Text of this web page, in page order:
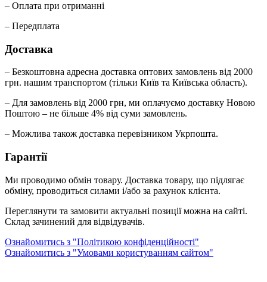
– Оплата при отриманні
– Передплата
Доставка
– Безкоштовна адресна доставка оптових замовлень від 2000
грн. нашим транспортом (тільки Київ та Київська область).
– Для замовлень від 2000 грн, ми оплачуємо доставку Новою
Поштою – не більше 4% від суми замовлень.
– Можлива також доставка перевізником Укрпошта.
Гарантії
Ми проводимо обмін товару. Доставка товару, що підлягає
обміну, проводиться силами і/або за рахунок клієнта.
Переглянути та замовити актуальні позиції можна на сайті.
Склад зачинений для відвідувачів.
Ознайомитись з "Політикою конфіденційності"
Ознайомитись з "Умовами користуванням сайтом"